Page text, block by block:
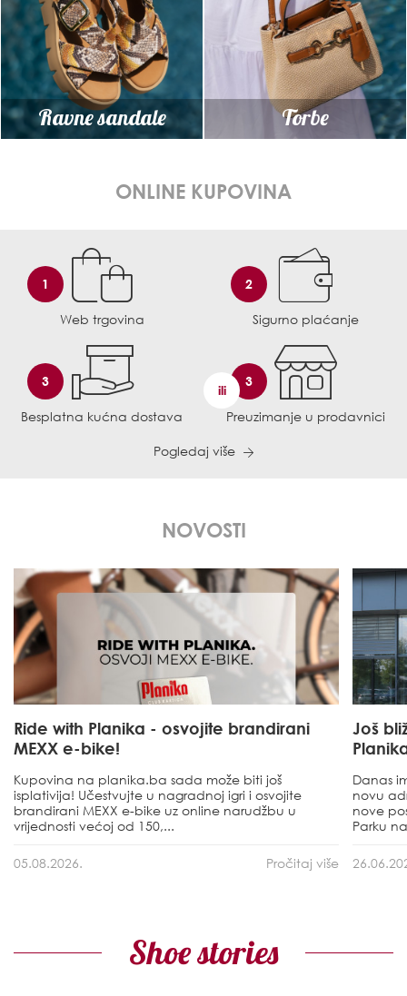
Ravne sandale Torbe
ONLINE KUPOVINA
1
Web trgovina
2
Sigurno plaćanje
3
Besplatna kućna dostava
3
ili
Preuzimanje u prodavnici
Pogledaj više
NOVOSTI
Ride with Planika - osvojite brandirani
MEXX e-bike!
Kupovina na planika.ba sada može biti još
isplativija! Učestvujte u nagradnoj igri i osvojite
brandirani MEXX e-bike uz online narudžbu u
vrijednosti većoj od 150,...
05.08.2026. Pročitaj više
Još
Danas
novu
nove
Parku
Shoe stories